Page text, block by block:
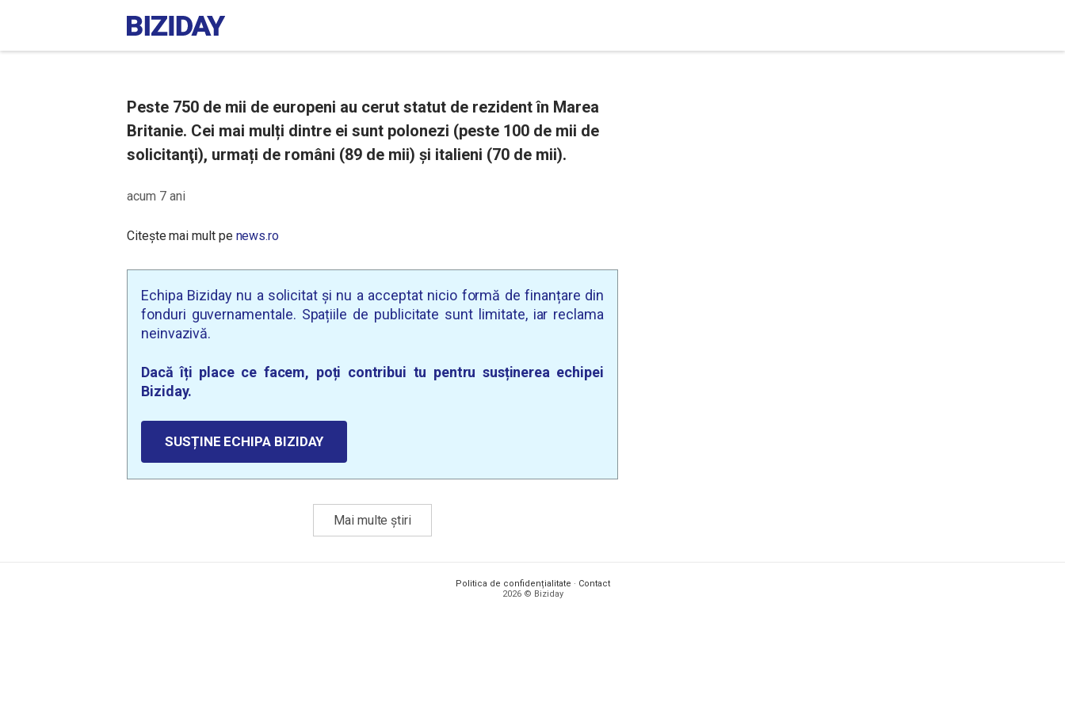
Peste 750 de mii de europeni au cerut statut de rezident în Marea
Britanie. Cei mai mulți dintre ei sunt polonezi (peste 100 de mii de
solicitanţi), urmați de români (89 de mii) și italieni (70 de mii).
acum 7 ani
Citește mai mult pe news.ro
Echipa Biziday nu a solicitat și nu a acceptat nicio formă de finanțare din
fonduri guvernamentale. Spațiile de publicitate sunt limitate, iar reclama
neinvazivă.
Dacă îți place ce facem, poți contribui tu pentru susținerea echipei
Biziday.
SUSȚINE ECHIPA BIZIDAY
Mai multe știri
Politica de confidențialitate · Contact
2026 © Biziday